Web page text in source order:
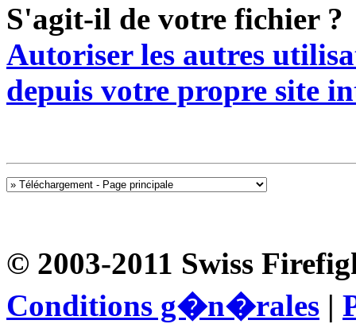
S'agit-il de votre fichier ?
Autoriser les autres
depuis votre propre site
© 2003-2011 Swiss
Conditions g�n�rales |